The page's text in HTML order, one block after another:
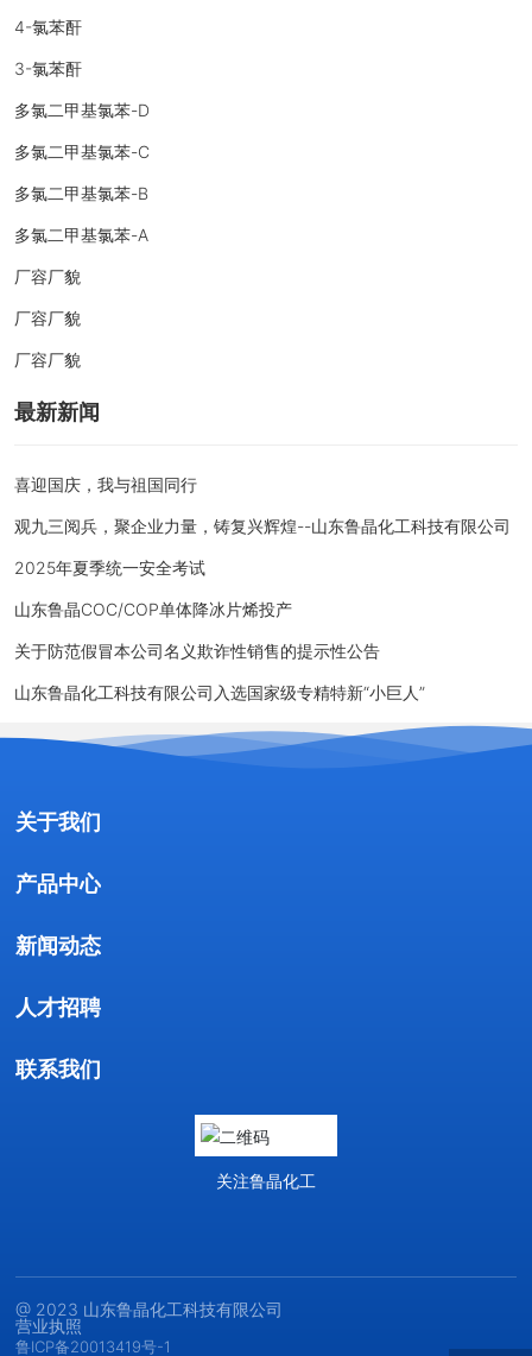
4-氯苯酐
3-氯苯酐
多氯二甲基氯苯-D
多氯二甲基氯苯-C
多氯二甲基氯苯-B
多氯二甲基氯苯-A
厂容厂貌
厂容厂貌
厂容厂貌
最新新闻
喜迎国庆，我与祖国同行
观九三阅兵，聚企业力量，铸复兴辉煌--山东鲁晶化工科技有限公司
2025年夏季统一安全考试
山东鲁晶COC/COP单体降冰片烯投产
关于防范假冒本公司名义欺诈性销售的提示性公告
山东鲁晶化工科技有限公司入选国家级专精特新“小巨人”
关于我们
产品中心
新闻动态
人才招聘
联系我们
关注鲁晶化工
@ 2023 山东鲁晶化工科技有限公司
营业执照
鲁ICP备20013419号-1